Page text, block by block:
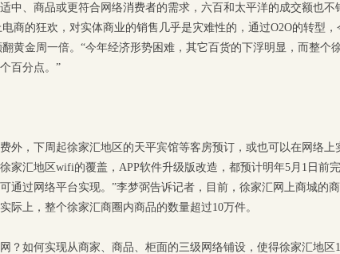
中、商品或更符合网络消费者的需求，六百和太平洋的成交额也不
电商的狂欢，对实体商业的销售几乎是灾难性的，通过O2O的转型，
翻黄金周一倍。“今年经济形势困难，其它百货的下浮明显，而整个
百分点。”
外，下周起徐家汇地区的天平宾馆等客房预订，或也可以在网络上
家汇地区wifi的覆盖，APP软件升级版改造，都预计明年5月1日前
通过网络平台实现。”李梦弼告诉记者，目前，徐家汇网上商城的
际上，整个徐家汇商圈内商品的数量超过10万件。
？如何实现从商家、商品、柜面的三级网络铺设，使得徐家汇地区